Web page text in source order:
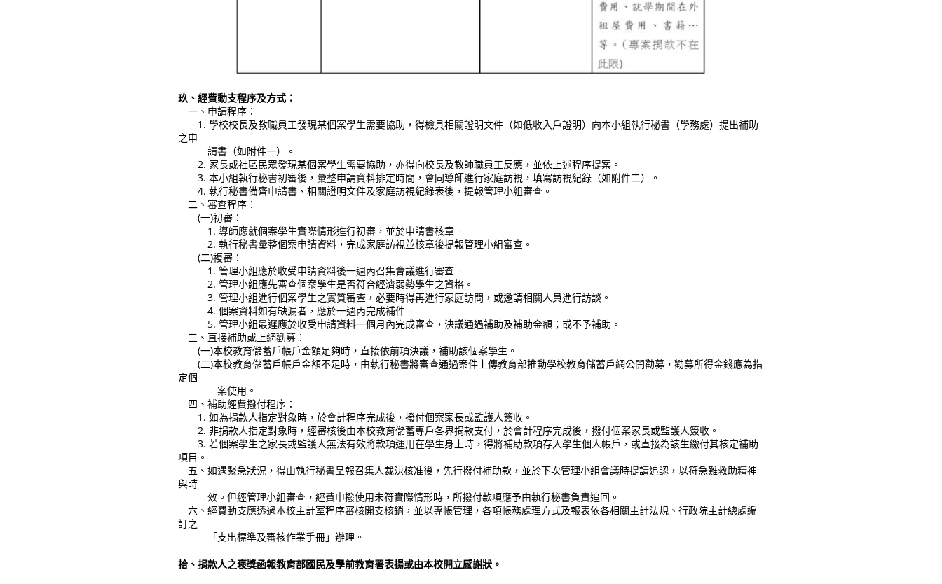
玖、經費動支程序及方式：
一、申請程序：
1. 學校校長及教職員工發現某個案學生需要協助，得檢具相關證明文件（如低收入戶證明）向本小組執行秘書（學務處）提出補助
之申
請書（如附件一）。
2. 家長或社區民眾發現某個案學生需要協助，亦得向校長及教師職員工反應，並依上述程序提案。
3. 本小組執行秘書初審後，彙整申請資料排定時間，會同導師進行家庭訪視，填寫訪視紀錄（如附件二）。
4. 執行秘書備齊申請書、相關證明文件及家庭訪視紀錄表後，提報管理小組審查。
二、審查程序：
(一)初審：
1. 導師應就個案學生實際情形進行初審，並於申請書核章。
2. 執行秘書彙整個案申請資料，完成家庭訪視並核章後提報管理小組審查。
(二)複審：
1. 管理小組應於收受申請資料後一週內召集會議進行審查。
2. 管理小組應先審查個案學生是否符合經濟弱勢學生之資格。
3. 管理小組進行個案學生之實質審查，必要時得再進行家庭訪問，或邀請相關人員進行訪談。
4. 個案資料如有缺漏者，應於一週內完成補件。
5. 管理小組最遲應於收受申請資料一個月內完成審查，決議通過補助及補助金額；或不予補助。
三、直接補助或上網勸募：
(一)本校教育儲蓄戶帳戶金額足夠時，直接依前項決議，補助該個案學生。
(二)本校教育儲蓄戶帳戶金額不足時，由執行秘書將審查通過案件上傳教育部推動學校教育儲蓄戶網公開勸募，勸募所得金錢應為指
定個
案使用。
四、補助經費撥付程序：
1. 如為捐款人指定對象時，於會計程序完成後，撥付個案家長或監護人簽收。
2. 非捐款人指定對象時，經審核後由本校教育儲蓄專戶各界捐款支付，於會計程序完成後，撥付個案家長或監護人簽收。
3. 若個案學生之家長或監護人無法有效將款項運用在學生身上時，得將補助款項存入學生個人帳戶，或直接為該生繳付其核定補助
項目。
五、如遇緊急狀況，得由執行秘書呈報召集人裁決核准後，先行撥付補助款，並於下次管理小組會議時提請追認，以符急難救助精神
與時
效。但經管理小組審查，經費申撥使用未符實際情形時，所撥付款項應予由執行秘書負責追回。
六、經費動支應透過本校主計室程序審核開支核銷，並以專帳管理，各項帳務處理方式及報表依各相關主計法規、行政院主計總處編
訂之
「支出標準及審核作業手冊」辦理。
拾、捐款人之褒獎函報教育部國民及學前教育署表揚或由本校開立感謝狀。